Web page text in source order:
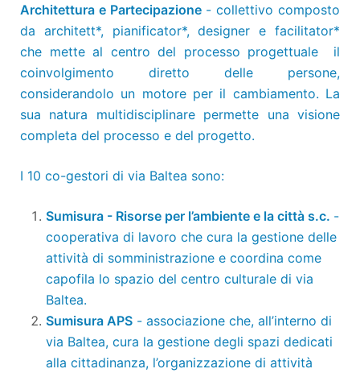
Architettura e Partecipazione- collettivo composto
da architett*, pianificator*, designer e facilitator*
che mette al centro del processo progettuale il
coinvolgimento diretto delle persone,
considerandolo un motore per il cambiamento. La
sua natura multidisciplinare permette una visione
completa del processo e del progetto.
I 10 co-gestori di via Baltea sono:
Sumisura - Risorse per l’ambiente e la città s.c. -
cooperativa di lavoro che cura la gestione delle
attività di somministrazione e coordina come
capofila lo spazio del centro culturale di via
Baltea.
Sumisura APS - associazione che, all’interno di
via Baltea, cura la gestione degli spazi dedicati
alla cittadinanza, l’organizzazione di attività